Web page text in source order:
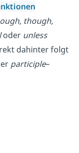
though,
oder unless
dahinter folgt
participle–